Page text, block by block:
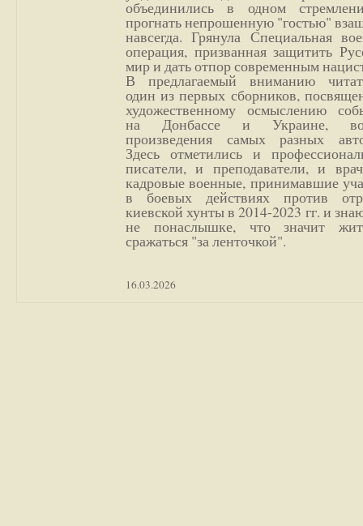
объединились в одном
прогнать непрошенную "гостью"
навсегда. Грянула Специальная
операция, призванная защитить
мир и дать отпор современным
В предлагаемый вниманию
один из первых сборников,
художественному осмыслению
на Донбассе и Украине,
произведения самых разных
Здесь отметились и
писатели, и преподаватели, и
кадровые военные, принимавшие
в боевых действиях против
киевской хунты в 2014-2023 гг. и
не понаслышке, что значит
сражаться "за ленточкой".
16.03.2026